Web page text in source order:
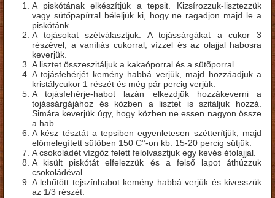
A piskótának elkészítjük a tepsit. Kizsírozzuk-lisztezzük
vagy sütőpapírral béleljük ki, hogy ne ragadjon majd le a
piskótánk.
A tojásokat szétválasztjuk. A tojássárgákat a cukor 3
részével, a vaníliás cukorral, vízzel és az olajjal habosra
keverjük.
A lisztet összeszitáljuk a kakaóporral és a sütõporral.
A tojásfehérjét kemény habbá verjük, majd hozzáadjuk a
kristálycukor 1 részét és még pár percig verjük.
A tojásfehérje-habot lazán elkezdjük hozzákeverni a
tojássárgájához és közben a lisztet is szitáljuk hozzá.
Simára keverjük úgy, hogy közben ne essen nagyon össze
a hab.
A kész tésztát a tepsiben egyenletesen szétterítjük, majd
előmelegített sütőben 150 C°-on kb. 15-20 percig sütjük.
A csokoládét vízgőz felett felolvasztjuk egy kevés étolajjal.
A kisült piskótát elfelezzük és a felső lapot áthúzzuk
csokoládéval.
A lehűtött tejszínhabot kemény habbá verjük és kivesszük
az 1/3 részét.